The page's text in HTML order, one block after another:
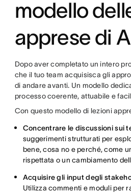
modello
apprese di
Dopo aver completato un intero
che il tuo team acquisisca gli
di andare avanti. Un modello
processo coerente, attuabile e
Con questo modello di lezioni
Concentrare le discussioni sui
suggerimenti strutturati per
bene, cosa no e perché, come
rispettata o un cambiamento
Acquisire gli input degli
Utilizza commenti e moduli per